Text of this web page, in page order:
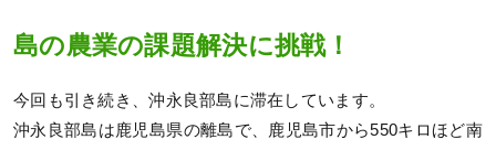
島の農業の課題解決に挑戦！
今回も引き続き、沖永良部島に滞在しています。
沖永良部島は鹿児島県の離島で、鹿児島市から550キロほど南